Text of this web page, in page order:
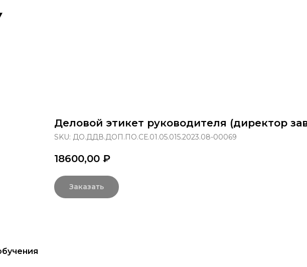
Деловой этикет руководителя (директор
SKU: ДО.ДДВ.ДОП.ПО.СЕ.01.05.015.2023.08-00069
18600,00 ₽
Заказать